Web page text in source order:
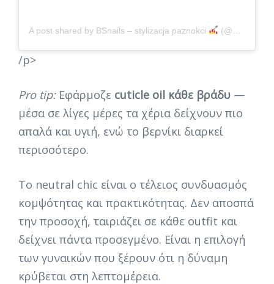
A post shared by BSnails – stylizacja paznokci (@bsnailss__)
/p>
Pro tip:Εφάρμοζε cuticle oil κάθε βράδυ —
μέσα σε λίγες μέρες τα χέρια δείχνουν πιο
απαλά και υγιή, ενώ το βερνίκι διαρκεί
περισσότερο.
Το neutral chic είναι ο τέλειος συνδυασμός
κομψότητας και πρακτικότητας. Δεν αποσπά
την προσοχή, ταιριάζει σε κάθε outfit και
δείχνει πάντα προσεγμένο. Είναι η επιλογή
των γυναικών που ξέρουν ότι η δύναμη
κρύβεται στη λεπτομέρεια.